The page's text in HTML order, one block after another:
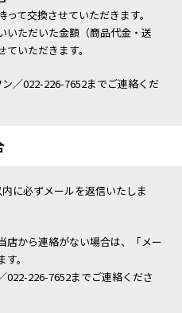
て交換させていただきます。
いただいた金額（商品代金・送
いただきます。
／022-226-7652までご連絡くだ
に必ずメールを返信いたしま
店から連絡がない場合は、「メー
。
022-226-7652までご連絡くださ